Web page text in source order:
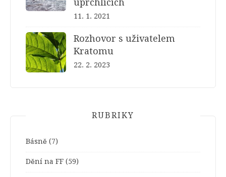
uprchlících
11. 1. 2021
Rozhovor s uživatelem
Kratomu
22. 2. 2023
RUBRIKY
Básně (7)
Dění na FF (59)